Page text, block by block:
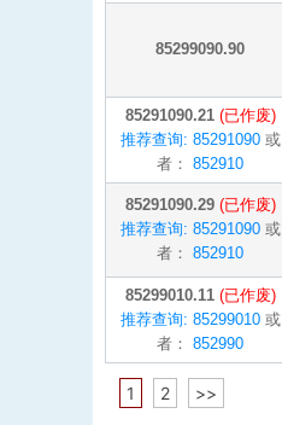
85299090.90
85291090.21 (已作废)
推荐查询: 85291090或
者： 852910
85291090.29 (已作废)
推荐查询: 85291090或
者： 852910
85299010.11 (已作废)
推荐查询: 85299010或
者： 852990
1 2 >>